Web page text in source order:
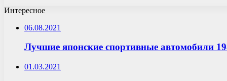
Интересное
06.08.2021
Лучшие японские спортивные автомобили
01.03.2021